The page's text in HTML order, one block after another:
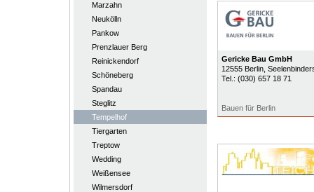
Marzahn
Neukölln
Pankow
Prenzlauer Berg
Reinickendorf
Schöneberg
Spandau
Steglitz
Tempelhof
Tiergarten
Treptow
Wedding
Weißensee
Wilmersdorf
Gericke Bau GmbH
12555 Berlin,
Tel.: (030) 657 18 71
Bauen für Berlin